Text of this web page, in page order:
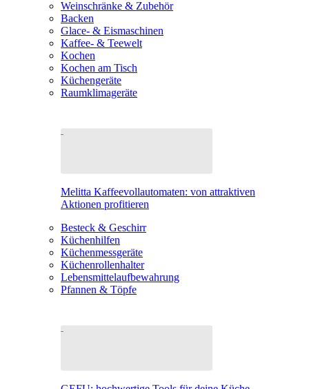
Weinschränke & Zubehör
Backen
Glace- & Eismaschinen
Kaffee- & Teewelt
Kochen
Kochen am Tisch
Küchengeräte
Raumklimageräte
Melitta Kaffeevollautomaten: von attraktiven
Aktionen profitieren
Besteck & Geschirr
Küchenhilfen
Küchenmessgeräte
Küchenrollenhalter
Lebensmittelaufbewahrung
Pfannen & Töpfe